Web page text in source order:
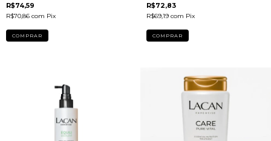
R$74,59
R$70,86 com Pix
R$72,83
R$69,19 com Pix